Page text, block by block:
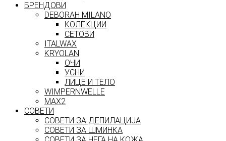
БРЕНДОВИ
DEBORAH MILANO
КОЛЕКЦИИ
СЕТОВИ
ITALWAX
KRYOLAN
ОЧИ
УСНИ
ЛИЦЕ И ТЕЛО
WIMPERNWELLE
MAX2
СОВЕТИ
СОВЕТИ ЗА ДЕПИЛАЦИЈА
СОВЕТИ ЗА ШМИНКА